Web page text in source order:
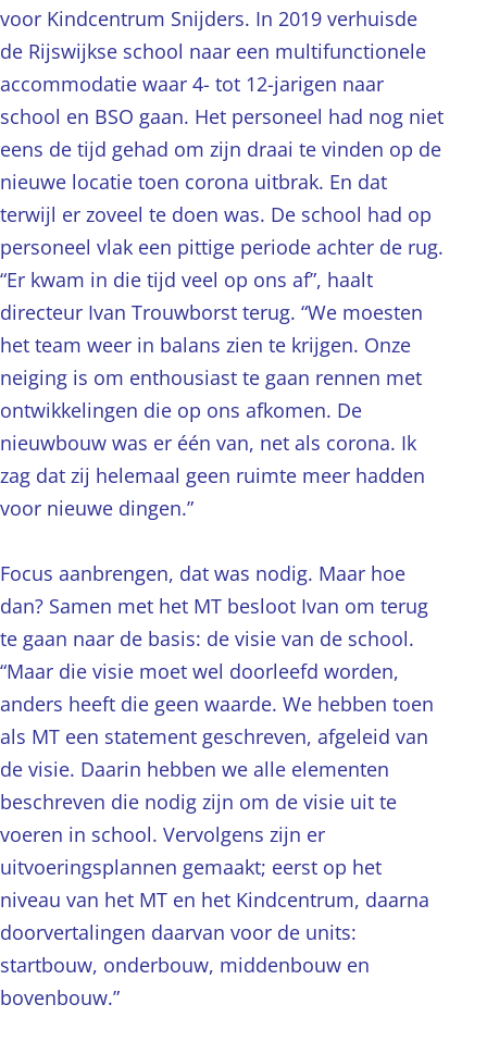
voor Kindcentrum Snijders. In 2019 verhuisde
de Rijswijkse school naar een multifunctionele
accommodatie waar 4- tot 12-jarigen naar
school en BSO gaan. Het personeel had nog niet
eens de tijd gehad om zijn draai te vinden op de
nieuwe locatie toen corona uitbrak. En dat
terwijl er zoveel te doen was. De school had op
personeel vlak een pittige periode achter de rug.
“Er kwam in die tijd veel op ons af”, haalt
directeur Ivan Trouwborst terug. “We moesten
het team weer in balans zien te krijgen. Onze
neiging is om enthousiast te gaan rennen met
ontwikkelingen die op ons afkomen. De
nieuwbouw was er één van, net als corona. Ik
zag dat zij helemaal geen ruimte meer hadden
voor nieuwe dingen.”
Focus aanbrengen, dat was nodig. Maar hoe
dan? Samen met het MT besloot Ivan om terug
te gaan naar de basis: de visie van de school.
“Maar die visie moet wel doorleefd worden,
anders heeft die geen waarde. We hebben toen
als MT een statement geschreven, afgeleid van
de visie. Daarin hebben we alle elementen
beschreven die nodig zijn om de visie uit te
voeren in school. Vervolgens zijn er
uitvoeringsplannen gemaakt; eerst op het
niveau van het MT en het Kindcentrum, daarna
doorvertalingen daarvan voor de units:
startbouw, onderbouw, middenbouw en
bovenbouw.”